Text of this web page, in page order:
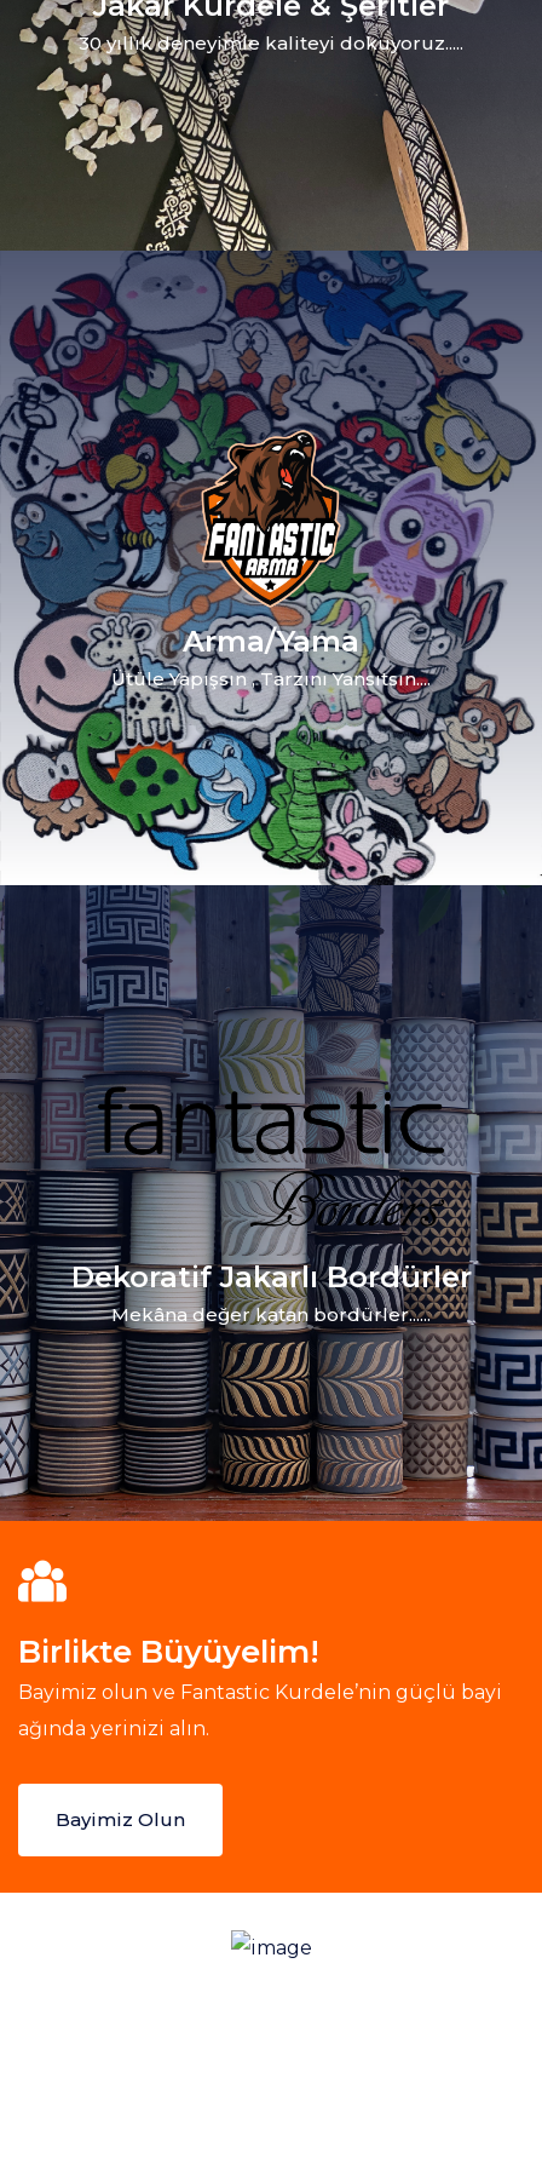
30 yıllık deneyimle kaliteyi dokuyoruz.....
Arma/Yama
Ütüle Yapışsın , Tarzını Yansıtsın....
Dekoratif Jakarlı Bordürler
Mekâna değer katan bordürler......
Birlikte Büyüyelim!
Bayimiz olun ve Fantastic Kurdele’nin güçlü bayi
ağında yerinizi alın.
Bayimiz Olun